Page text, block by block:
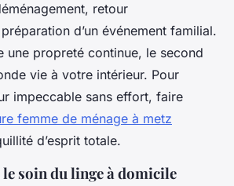
retour
d’un événement familial.
une propreté continue, le second
vie à votre intérieur. Pour
impeccable sans effort, faire
femme de ménage à metz
d’esprit totale.
le soin du linge à domicile